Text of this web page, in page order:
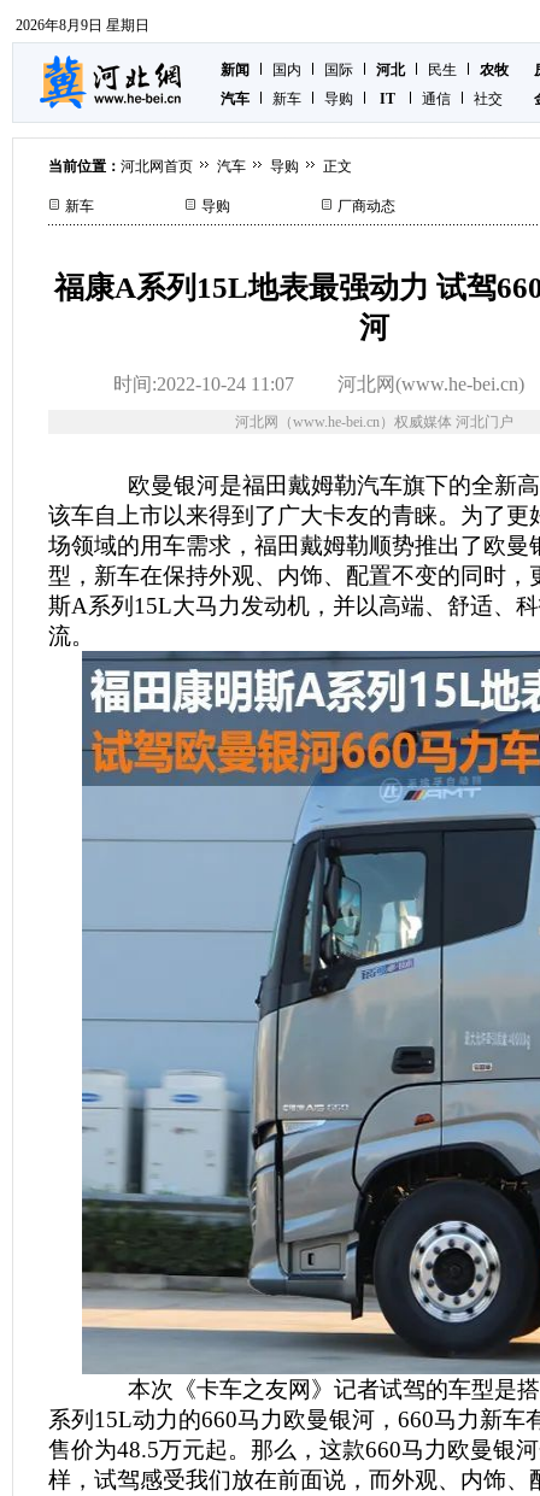
2026年8月9日 星期日
新闻 国内 国际 河北 民生
农牧
汽车
新车 导购 IT 通信 社交
当前位置： 河北网首页 汽车 导购 正文
新车 导购 厂商动态
福康A系列15L地表最强动力 试驾
河
时间:2022-10-24 11:07 河北网(www.he-bei.cn)
河北网（www.he-bei.cn）权威媒体 河北门户
欧曼银河是福田戴姆勒汽车旗下的全新高
该车自上市以来得到了广大卡友的青睐。为了更
场领域的用车需求，福田戴姆勒顺势推出了欧曼
型，新车在保持外观、内饰、配置不变的同时，
斯A系列15L大马力发动机，并以高端、舒适、
流。
本次《卡车之友网》记者试驾的车型是
系列15L动力的660马力欧曼银河，660马力新车
售价为48.5万元起。那么，这款660马力欧曼银
样，试驾感受我们放在前面说，而外观、内饰、